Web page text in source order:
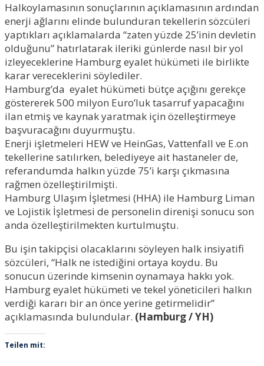
Halkoylamasının sonuçlarının açıklamasının ardından
enerji ağlarını elinde bulunduran tekellerin sözcüleri
yaptıkları açıklamalarda “zaten yüzde 25’inin devletin
olduğunu” hatırlatarak ileriki günlerde nasıl bir yol
izleyeceklerine Hamburg eyalet hükümeti ile birlikte
karar vereceklerini söylediler.
Hamburg’da eyalet hükümeti bütçe açığını gerekçe
göstererek 500 milyon Euro’luk tasarruf yapacağını
ilan etmiş ve kaynak yaratmak için özelleştirmeye
başvuracağını duyurmuştu.
Enerji işletmeleri HEW ve HeinGas, Vattenfall ve E.on
tekellerine satılırken, belediyeye ait hastaneler de,
referandumda halkın yüzde 75’i karşı çıkmasına
rağmen özelleştirilmişti.
Hamburg Ulaşım İşletmesi (HHA) ile Hamburg Liman
ve Lojistik İşletmesi de personelin direnişi sonucu son
anda özelleştirilmekten kurtulmuştu.
Bu işin takipçisi olacaklarını söyleyen halk insiyatifi
sözcüleri, “Halk ne istediğini ortaya koydu. Bu
sonucun üzerinde kimsenin oynamaya hakkı yok.
Hamburg eyalet hükümeti ve tekel yöneticileri halkın
verdiği kararı bir an önce yerine getirmelidir”
açıklamasında bulundular. (Hamburg / YH)
Teilen mit: